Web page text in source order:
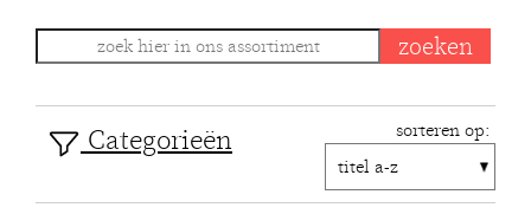
Categorieën sorteren op: